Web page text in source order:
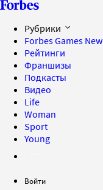
Рубрики
Forbes Games New
Рейтинги
Франшизы
Подкасты
Видео
Life
Woman
Sport
Young
Войти